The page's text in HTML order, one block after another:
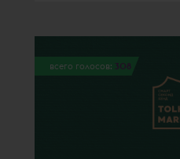
всего голосов: 308